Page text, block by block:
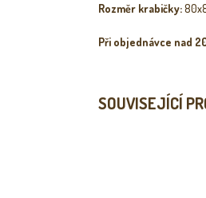
SOUVISEJÍCÍ
Rozměr krabičky:
Při objednávce nad